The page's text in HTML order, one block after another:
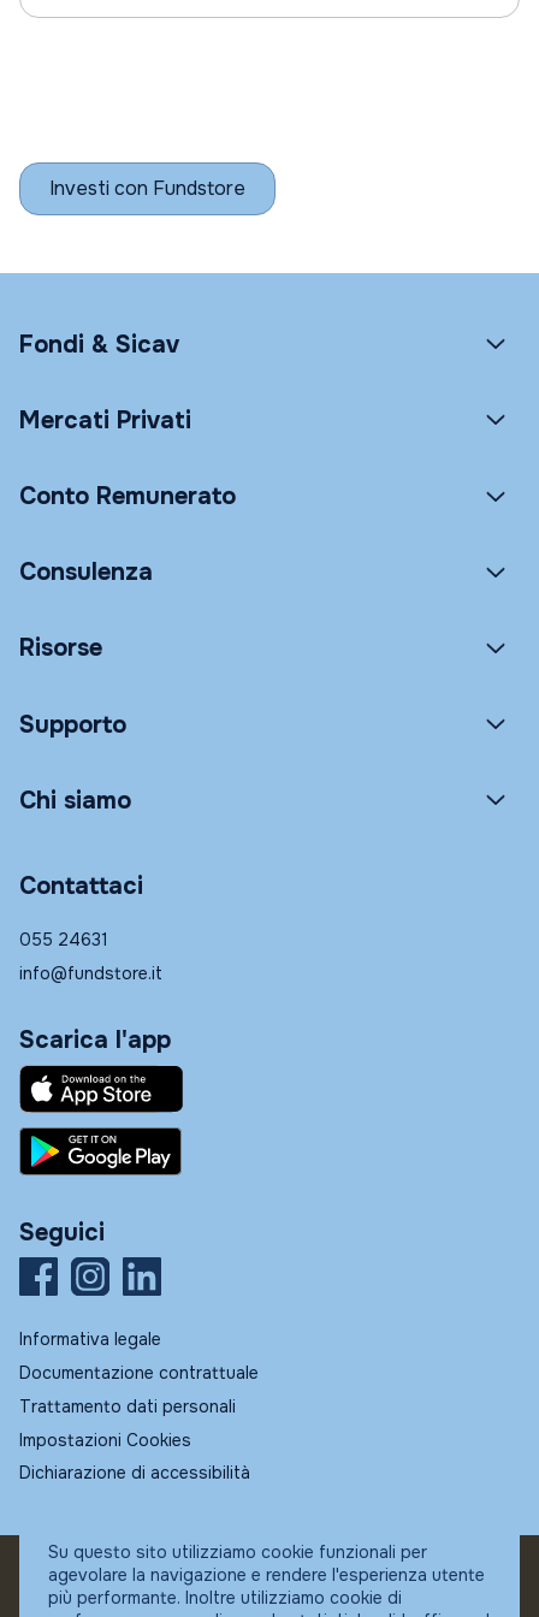
Investi con Fundstore
Fondi & Sicav
Mercati Privati
Conto Remunerato
Consulenza
Risorse
Supporto
Chi siamo
Contattaci
055 24631
info@fundstore.it
Scarica l'app
Seguici
Informativa legale
Documentazione contrattuale
Trattamento dati personali
Impostazioni Cookies
Dichiarazione di accessibilità
© Fundstore
Collocatore autorizzato:
Su questo sito utilizziamo cookie funzionali per
agevolare la navigazione e rendere l'esperienza utente
più performante. Inoltre utilizziamo cookie di